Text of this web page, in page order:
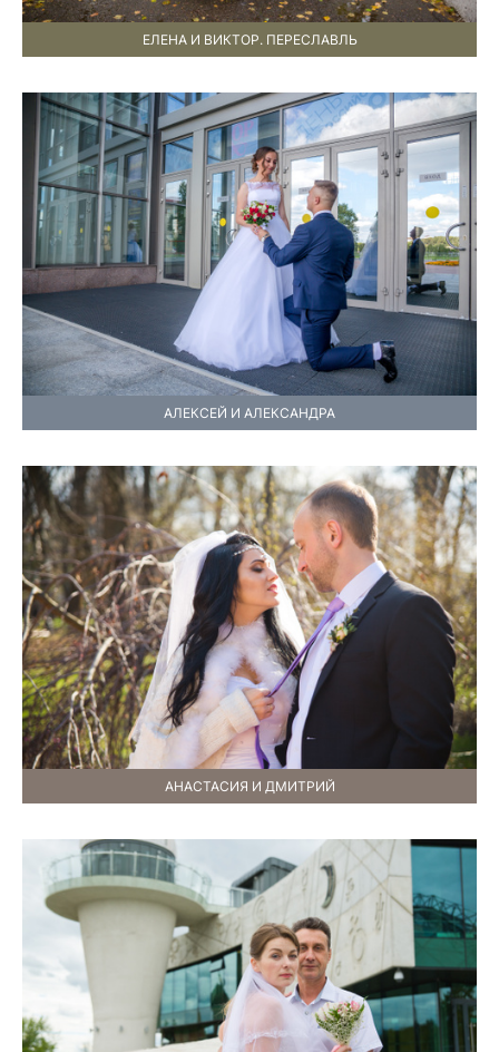
ЕЛЕНА И ВИКТОР. ПЕРЕСЛАВЛЬ
АЛЕКСЕЙ И АЛЕКСАНДРА
АНАСТАСИЯ И ДМИТРИЙ